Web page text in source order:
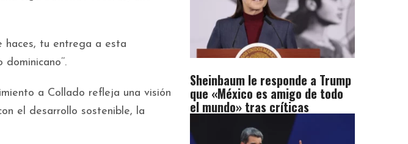
haces, tu entrega a esta
a Collado refleja una visión
el desarrollo sostenible, la
Sheinbaum le responde a Trump
que «México es amigo de todo
el mundo» tras críticas